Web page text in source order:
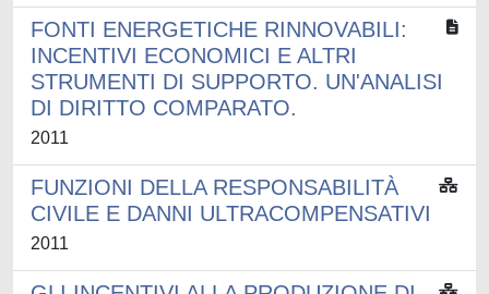
FONTI ENERGETICHE RINNOVABILI:
INCENTIVI ECONOMICI E ALTRI
STRUMENTI DI SUPPORTO. UN'ANALISI
DI DIRITTO COMPARATO.
2011
FUNZIONI DELLA RESPONSABILITÀ
CIVILE E DANNI ULTRACOMPENSATIVI
2011